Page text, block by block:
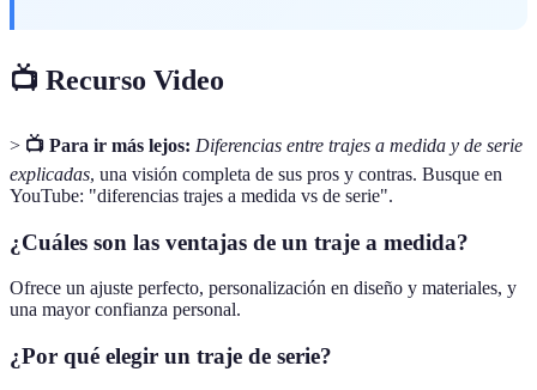
📺 Recurso Video
> 📺 Para ir más lejos: Diferencias entre trajes a medida y de serie
explicadas, una visión completa de sus pros y contras. Busque en
YouTube: "diferencias trajes a medida vs de serie".
¿Cuáles son las ventajas de un traje a medida?
Ofrece un ajuste perfecto, personalización en diseño y materiales, y
una mayor confianza personal.
¿Por qué elegir un traje de serie?